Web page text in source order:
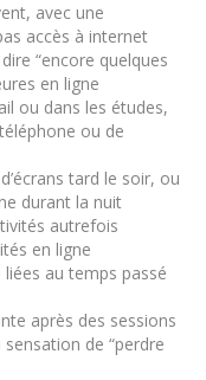
avec une
accès à internet
“encore quelques
en ligne
ou dans les études,
ou de
tard le soir, ou
durant la nuit
autrefois
en ligne
au temps passé
après des sessions
de “perdre